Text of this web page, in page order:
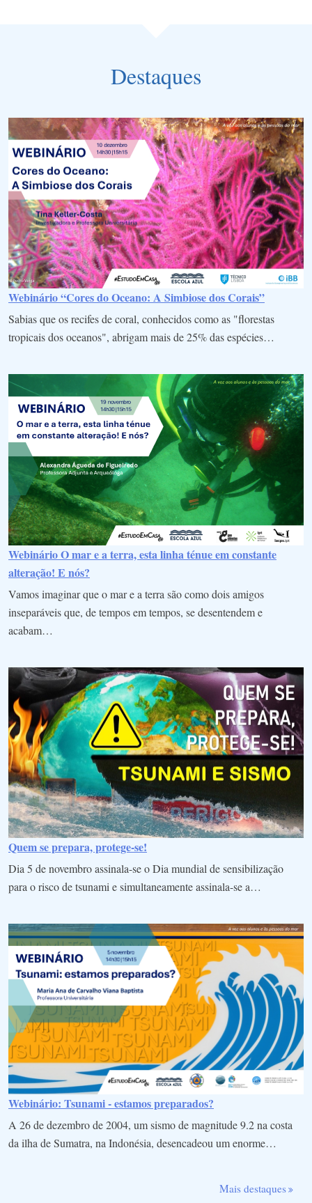
Destaques
Webinário “Cores do Oceano: A Simbiose dos Corais”
Sabias que os recifes de coral, conhecidos como as "florestas
tropicais dos oceanos", abrigam mais de 25% das espécies…
Webinário O mar e a terra, esta linha ténue em constante
alteração! E nós?
Vamos imaginar que o mar e a terra são como dois amigos
inseparáveis que, de tempos em tempos, se desentendem e
acabam…
Quem se prepara, protege-se!
Dia 5 de novembro assinala-se o Dia mundial de sensibilização
para o risco de tsunami e simultaneamente assinala-se a…
Webinário: Tsunami - estamos preparados?
A 26 de dezembro de 2004, um sismo de magnitude 9.2 na costa
da ilha de Sumatra, na Indonésia, desencadeou um enorme…
Mais destaques